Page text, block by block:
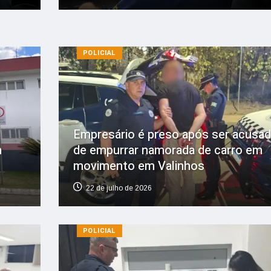
POLICIAL
Empresário é preso após ser
de empurrar namorada de carro em
movimento em Valinhos
22 de julho de 2026
POLICIAL